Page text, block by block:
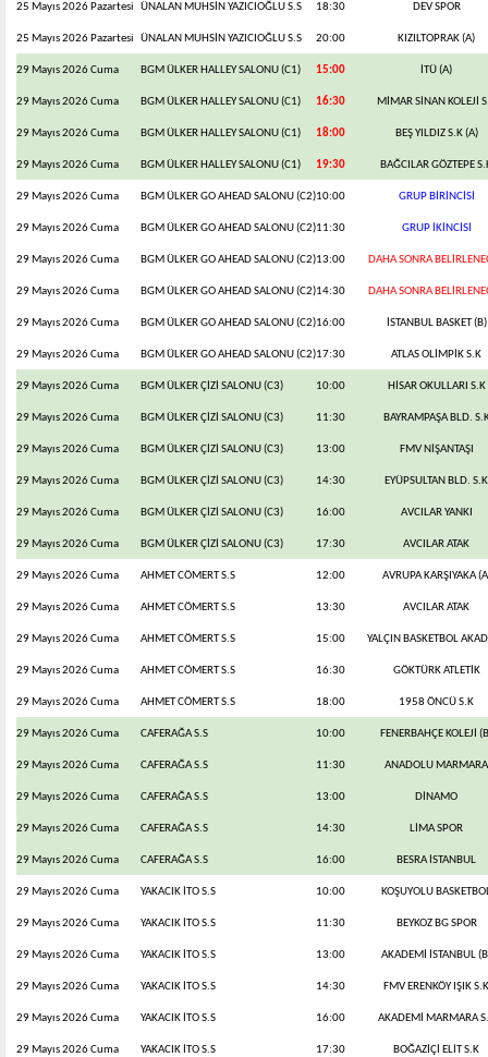
25 Mayıs 2026 Pazartesi ÜNALAN MUHSİN YAZICIOĞLU S.S 18:30 DEV SPOR
25 Mayıs 2026 Pazartesi ÜNALAN MUHSİN YAZICIOĞLU S.S 20:00 KIZILTOPRAK (A)
29 Mayıs 2026 Cuma BGM ÜLKER HALLEY SALONU (C1) 15:00 İTÜ (A)
29 Mayıs 2026 Cuma BGM ÜLKER HALLEY SALONU (C1) 16:30 MİMAR SİNAN KOLEJİ
29 Mayıs 2026 Cuma BGM ÜLKER HALLEY SALONU (C1) 18:00 BEŞ YILDIZ S.K (A)
29 Mayıs 2026 Cuma BGM ÜLKER HALLEY SALONU (C1) 19:30 BAĞCILAR GÖZTEPE
29 Mayıs 2026 Cuma BGM ÜLKER GO AHEAD SALONU (C2)10:00 GRUP BİRİNCİSİ
29 Mayıs 2026 Cuma BGM ÜLKER GO AHEAD SALONU (C2)11:30 GRUP İKİNCİSİ
29 Mayıs 2026 Cuma BGM ÜLKER GO AHEAD SALONU (C2)13:00 DAHA SONRA
29 Mayıs 2026 Cuma BGM ÜLKER GO AHEAD SALONU (C2)14:30 DAHA SONRA
29 Mayıs 2026 Cuma BGM ÜLKER GO AHEAD SALONU (C2)16:00 İSTANBUL BASKET (B)
29 Mayıs 2026 Cuma BGM ÜLKER GO AHEAD SALONU (C2)17:30 ATLAS OLİMPİK S.K
29 Mayıs 2026 Cuma BGM ÜLKER ÇİZİ SALONU (C3) 10:00 HİSAR OKULLARI S.K
29 Mayıs 2026 Cuma BGM ÜLKER ÇİZİ SALONU (C3) 11:30 BAYRAMPAŞA BLD.
29 Mayıs 2026 Cuma BGM ÜLKER ÇİZİ SALONU (C3) 13:00 FMV NİŞANTAŞI
29 Mayıs 2026 Cuma BGM ÜLKER ÇİZİ SALONU (C3) 14:30 EYÜPSULTAN BLD. S.K
29 Mayıs 2026 Cuma BGM ÜLKER ÇİZİ SALONU (C3) 16:00 AVCILAR YANKI
29 Mayıs 2026 Cuma BGM ÜLKER ÇİZİ SALONU (C3) 17:30 AVCILAR ATAK
29 Mayıs 2026 Cuma AHMET CÖMERT S.S 12:00 AVRUPA KARŞIYAKA
29 Mayıs 2026 Cuma AHMET CÖMERT S.S 13:30 AVCILAR ATAK
29 Mayıs 2026 Cuma AHMET CÖMERT S.S 15:00 YALÇIN BASKETBOL
29 Mayıs 2026 Cuma AHMET CÖMERT S.S 16:30 GÖKTÜRK ATLETİK
29 Mayıs 2026 Cuma AHMET CÖMERT S.S 18:00 1958 ÖNCÜ S.K
29 Mayıs 2026 Cuma CAFERAĞA S.S 10:00 FENERBAHÇE KOLEJİ
29 Mayıs 2026 Cuma CAFERAĞA S.S 11:30 ANADOLU MARMARA
29 Mayıs 2026 Cuma CAFERAĞA S.S 13:00 DİNAMO
29 Mayıs 2026 Cuma CAFERAĞA S.S 14:30 LİMA SPOR
29 Mayıs 2026 Cuma CAFERAĞA S.S 16:00 BESRA İSTANBUL
29 Mayıs 2026 Cuma YAKACIK İTO S.S 10:00 KOŞUYOLU
29 Mayıs 2026 Cuma YAKACIK İTO S.S 11:30 BEYKOZ BG SPOR
29 Mayıs 2026 Cuma YAKACIK İTO S.S 13:00 AKADEMİ İSTANBUL
29 Mayıs 2026 Cuma YAKACIK İTO S.S 14:30 FMV ERENKÖY IŞIK S.K
29 Mayıs 2026 Cuma YAKACIK İTO S.S 16:00 AKADEMİ MARMARA
29 Mayıs 2026 Cuma YAKACIK İTO S.S 17:30 BOĞAZİÇİ ELİT S.K